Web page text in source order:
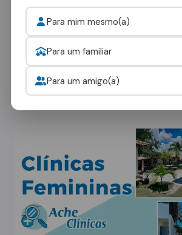
Pompeu
Cada paciente tem
rede em Senador Pompeu
tipos de ambientes:
Clínicas Femininas
Para mim mesmo(a)
Para um familiar
Para um amigo(a)